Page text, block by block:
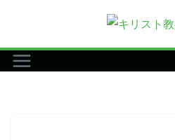
テ
ン